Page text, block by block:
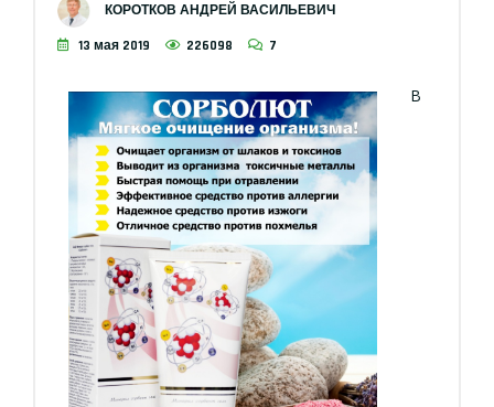
КОРОТКОВ АНДРЕЙ ВАСИЛЬЕВИЧ
13 мая 2019 226098 7
В